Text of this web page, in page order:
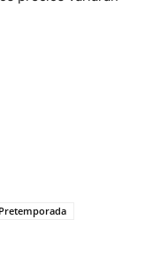
Pretemporada